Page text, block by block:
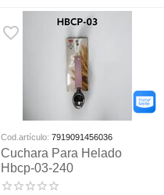
Cod.artículo: 7919091456036
Cuchara Para Helado
Hbcp-03-240